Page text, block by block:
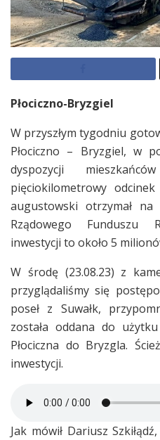
Płociczno-Bryzgiel
W przyszłym tygodniu
Płociczno – Bryzgiel, w
dyspozycji
pięciokilometrowy
augustowski otrzymał
Rządowego Funduszu
inwestycji to około 5
W środę (23.08.23) z
przyglądaliśmy się
poseł z Suwałk,
została oddana do
Płociczna do Bryzgla.
inwestycji.
Jak mówił Dariusz